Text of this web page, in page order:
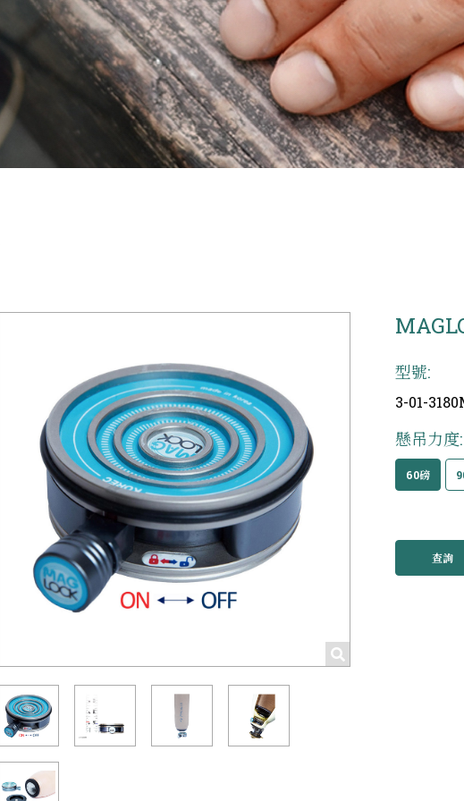
型號:
3-01-
懸吊力度:
60磅
查詢